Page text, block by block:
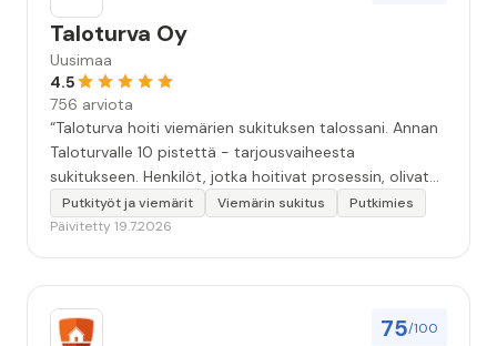
Taloturva Oy
Uusimaa
4.5
756 arviota
“Taloturva hoiti viemärien sukituksen talossani. Annan
Taloturvalle 10 pistettä - tarjousvaiheesta
sukitukseen. Henkilöt, jotka hoitivat prosessin, olivat
ammattitaitoisia ja miellyttäviä. Remontin jälkeen
saamani materiaali tehtävän suorittamisesta oli
Putkityöt ja viemärit Viemärin sukitus
Putkimies
Päivitetty 19.7.2026
75/100